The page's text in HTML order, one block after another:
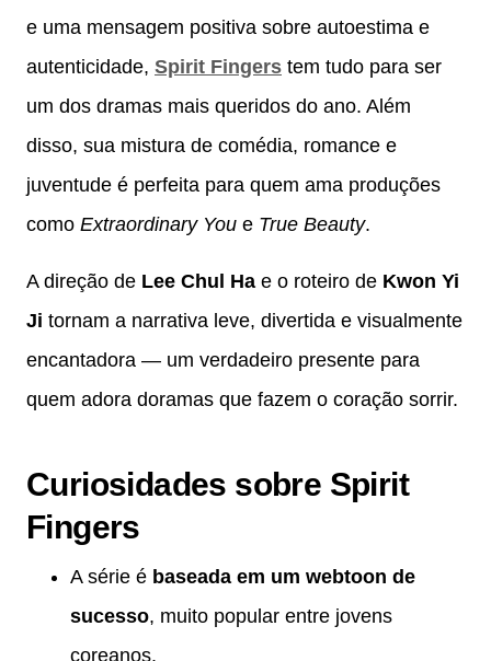
e uma mensagem positiva sobre autoestima e
autenticidade, Spirit Fingers tem tudo para ser
um dos dramas mais queridos do ano. Além
disso, sua mistura de comédia, romance e
juventude é perfeita para quem ama produções
como Extraordinary You e True Beauty.
A direção de Lee Chul Ha e o roteiro de Kwon Yi
Ji tornam a narrativa leve, divertida e visualmente
encantadora — um verdadeiro presente para
quem adora doramas que fazem o coração sorrir.
Curiosidades sobre Spirit
Fingers
A série é baseada em um webtoon de
sucesso, muito popular entre jovens
coreanos.